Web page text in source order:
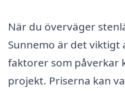
När du överväger
Sunnemo är det viktigt
faktorer som påverkar
projekt. Priserna kan